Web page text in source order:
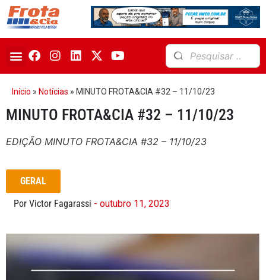
Início » Notícias » MINUTO FROTA&CIA #32 – 11/10/23
MINUTO FROTA&CIA #32 – 11/10/23
EDIÇÃO MINUTO FROTA&CIA #32 – 11/10/23
GERAL
Por Victor Fagarassi - outubro 11, 2023